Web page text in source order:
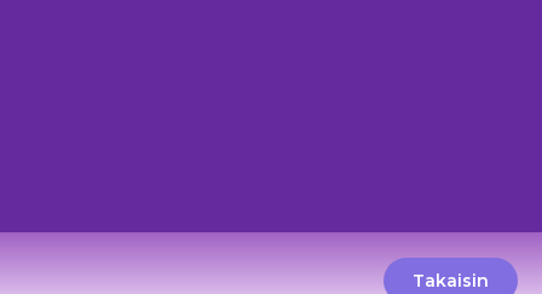
Takaisin